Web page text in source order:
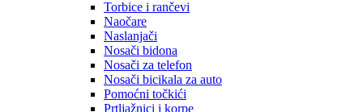
Torbice i rančevi
Naočare
Naslanjači
Nosači bidona
Nosači za telefon
Nosači bicikala za auto
Pomoćni točkići
Prtljažnici i korpe